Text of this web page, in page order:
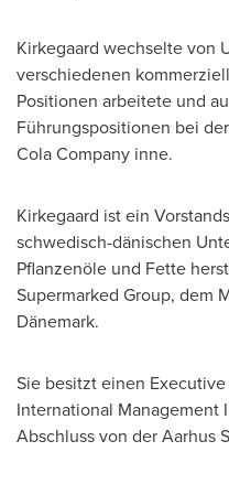
Kirkegaard wechselte von
verschiedenen
Positionen arbeitete und
Führungspositionen bei
Cola Company inne.
Kirkegaard ist ein
schwedisch-dänischen
Pflanzenöle und Fette
Supermarked Group, dem
Dänemark.
Sie besitzt einen
International Management
Abschluss von der Aarhus